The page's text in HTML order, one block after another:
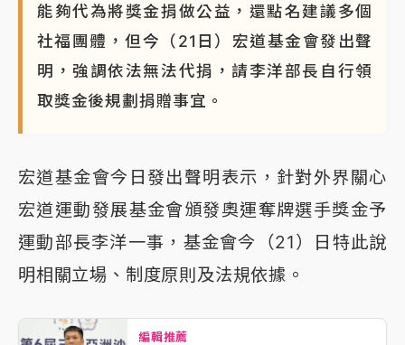
能夠代為將獎金捐做公益，還點名建議多個
社福團體，但今（21日）宏道基金會發出聲
明，強調依法無法代捐，請李洋部長自行領
取獎金後規劃捐贈事宜。
宏道基金會今日發出聲明表示，針對外界關心
宏道運動發展基金會頒發奧運奪牌選手獎金予
運動部長李洋一事，基金會今（21）日特此說
明相關立場、制度原則及法規依據。
編輯推薦